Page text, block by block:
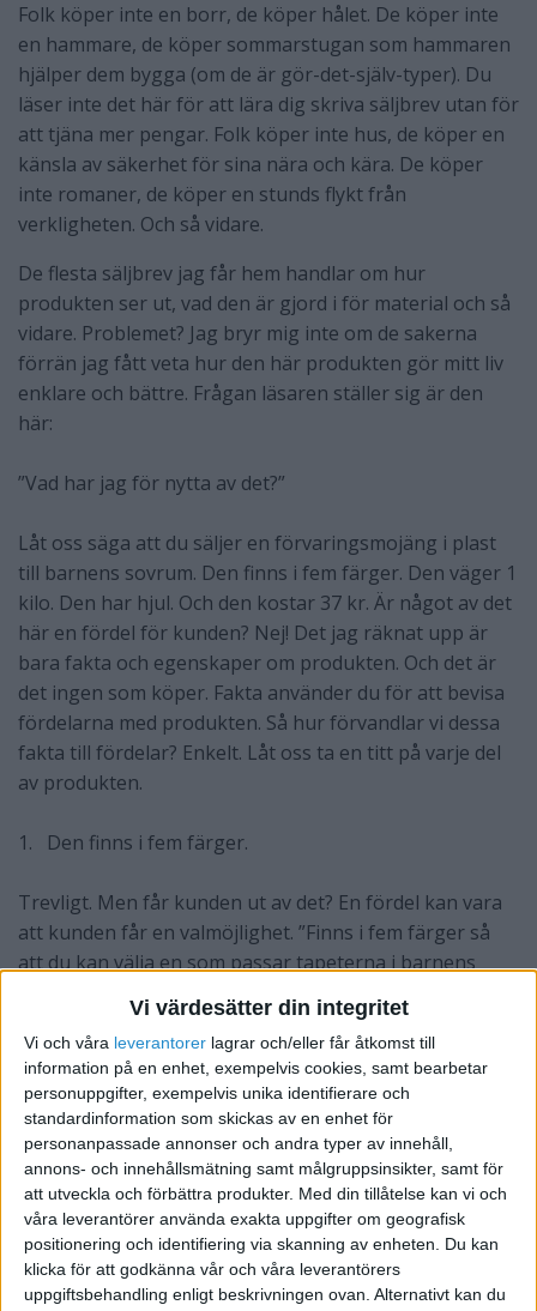
Vi värdesätter din integritet
Vi och våra leverantorer lagrar och/eller får åtkomst till
information på en enhet, exempelvis cookies, samt bearbetar
personuppgifter, exempelvis unika identifierare och
standardinformation som skickas av en enhet för
personanpassade annonser och andra typer av innehåll,
annons- och innehållsmätning samt målgruppsinsikter, samt för
att utveckla och förbättra produkter. Med din tillåtelse kan vi och
våra leverantörer använda exakta uppgifter om geografisk
positionering och identifiering via skanning av enheten. Du kan
klicka för att godkänna vår och våra leverantörers
uppgiftsbehandling enligt beskrivningen ovan. Alternativt kan du
Folk köper inte en borr, de köper hålet. De köper inte
en hammare, de köper sommarstugan som hammaren
hjälper dem bygga (om de är gör-det-själv-typer). Du
läser inte det här för att lära dig skriva säljbrev utan för
att tjäna mer pengar. Folk köper inte hus, de köper en
känsla av säkerhet för sina nära och kära. De köper
inte romaner, de köper en stunds flykt från
verkligheten. Och så vidare.
De flesta säljbrev jag får hem handlar om hur
produkten ser ut, vad den är gjord i för material och så
vidare. Problemet? Jag bryr mig inte om de sakerna
förrän jag fått veta hur den här produkten gör mitt liv
enklare och bättre. Frågan läsaren ställer sig är den
här:
”Vad har jag för nytta av det?”
Låt oss säga att du säljer en förvaringsmojäng i plast
till barnens sovrum. Den finns i fem färger. Den väger 1
kilo. Den har hjul. Och den kostar 37 kr. Är något av det
här en fördel för kunden? Nej! Det jag räknat upp är
bara fakta och egenskaper om produkten. Och det är
det ingen som köper. Fakta använder du för att bevisa
fördelarna med produkten. Så hur förvandlar vi dessa
fakta till fördelar? Enkelt. Låt oss ta en titt på varje del
av produkten.
1. Den finns i fem färger.
Trevligt. Men får kunden ut av det? En fördel kan vara
att kunden får en valmöjlighet. ”Finns i fem färger så
att du kan välja en som passar tapeterna i barnens
2. Den väger 1 kilo.
Hurra! Men ännu en gång: vad får kunden ut av det?
Den är lätt eller hur? Väger bara ett kilo. ”Nu kan du
lätt plocka ihop barnens leksaker när John Blund är i
antågande utan att bryta ryggen av dig.
3. Den har hjul.